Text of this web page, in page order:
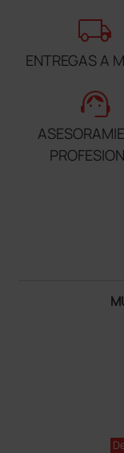
local_shipping
ENTREGAS A
support_agent